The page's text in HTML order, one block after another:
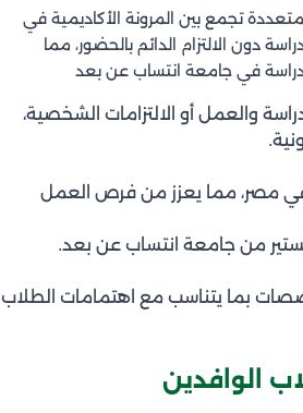
تجمع بين المرونة الأكاديمية في
دون الالتزام الدائم بالحضور، مما
الدراسة في جامعة انتساب عن بعد
والعمل أو الالتزامات الشخصية،
مصر، مما يعزز من فرص العمل
من جامعة انتساب عن بعد.
بما يتناسب مع اهتمامات الطلاب
الوافدين